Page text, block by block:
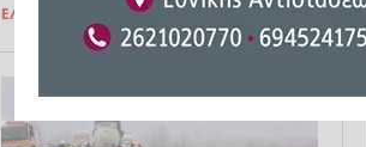
ΕΛΛΆΔΑ 13.03.2026 08:23